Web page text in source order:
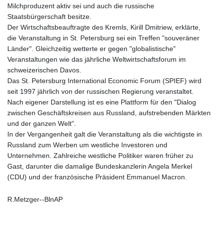
Milchproduzent aktiv sei und auch die russische
Staatsbürgerschaft besitze.
Der Wirtschaftsbeauftragte des Kremls, Kirill Dmitriew, erklärte,
die Veranstaltung in St. Petersburg sei ein Treffen "souveräner
Länder". Gleichzeitig wetterte er gegen "globalistische"
Veranstaltungen wie das jährliche Weltwirtschaftsforum im
schweizerischen Davos.
Das St. Petersburg International Economic Forum (SPIEF) wird
seit 1997 jährlich von der russischen Regierung veranstaltet.
Nach eigener Darstellung ist es eine Plattform für den "Dialog
zwischen Geschäftskreisen aus Russland, aufstrebenden Märkten
und der ganzen Welt".
In der Vergangenheit galt die Veranstaltung als die wichtigste in
Russland zum Werben um westliche Investoren und
Unternehmen. Zahlreiche westliche Politiker waren früher zu
Gast, darunter die damalige Bundeskanzlerin Angela Merkel
(CDU) und der französische Präsident Emmanuel Macron.
R.Metzger--BlnAP